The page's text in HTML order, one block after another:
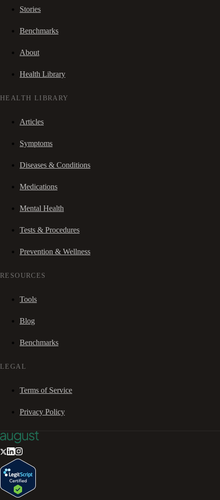
Stories
Benchmarks
About
Health Library
HEALTH LIBRARY
Articles
Symptoms
Diseases & Conditions
Medications
Mental Health
Tests & Procedures
Prevention & Wellness
RESOURCES
Tools
Blog
Benchmarks
LEGAL
Terms of Service
Privacy Policy